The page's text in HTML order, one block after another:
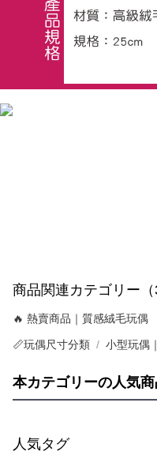
商品関連カテゴリー（
🔥 熱賣商品｜質感絨毛玩偶
📏玩偶尺寸分類 小型玩偶
本カテゴリーの人気
人気タグ